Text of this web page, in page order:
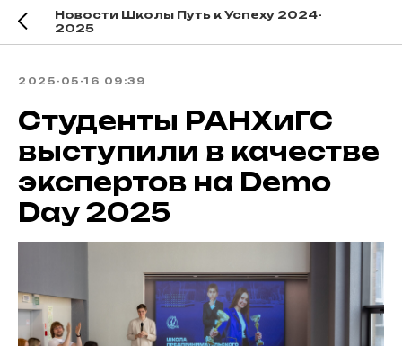
Новости Школы Путь к Успеху 2024-
2025
2025-05-16 09:39
Студенты РАНХиГС
выступили в качестве
экспертов на Demo
Day 2025